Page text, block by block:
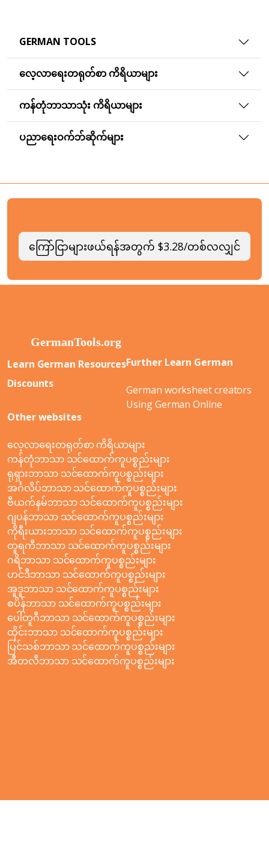
GERMAN TOOLS
လေ့လာရေးတရုတ်စာ ကိရိယာများ
ကန်တုံဘာသာသုံး ကိရိယာများ
ပညာရေးဝက်ဘ်ဆိုက်များ
ကြော်ငြာများဖယ်ရန်အတွက် $3.28/တစ်လလျှင်
Learn German Resources
Discounts
Further Learn German
German worksheet creators
Using German Online
Other websites
လေ့လာရေးတရုတ်စာ ကိရိယာများ
ကန်တုံဘာသာ သင်ထောက်ကူပစ္စည်းများ
ရုရှားဘာသာ သင်ထောက်ကူပစ္စည်းများ
အင်္ဂလိပ်ဘာသာ သင်ထောက်ကူပစ္စည်းများ
ဗီယက်နမ်ဘာသာ သင်ထောက်ကူပစ္စည်းများ
ဂျပန်ဘာသာ သင်ထောက်ကူပစ္စည်းများ
ကိုရီးယားဘာသာ သင်ထောက်ကူပစ္စည်းများ
တူရကီဘာသာ သင်ထောက်ကူပစ္စည်းများ
ဂရိဘာသာ သင်ထောက်ကူပစ္စည်းများ
ဟင်ဒီဘာသာ သင်ထောက်ကူပစ္စည်းများ
အူဒူဘာသာ သင်ထောက်ကူပစ္စည်းများ
စပိန်ဘာသာ သင်ထောက်ကူပစ္စည်းများ
ပေါ်တူဂီဘာသာ သင်ထောက်ကူပစ္စည်းများ
ထိုင်းဘာသာ သင်ထောက်ကူပစ္စည်းများ
ပြင်သစ်ဘာသာ သင်ထောက်ကူပစ္စည်းများ
အီတလီဘာသာ သင်ထောက်ကူပစ္စည်းများ